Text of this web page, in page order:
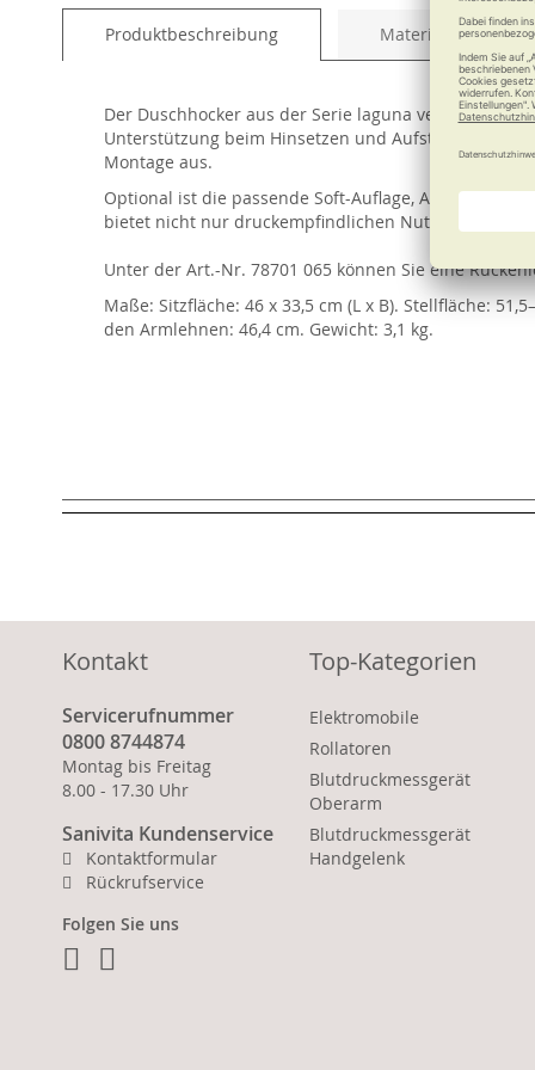
Produktbeschreibung Material und Pflege
Der Duschhocker aus der Serie laguna vereint
Unterstützung beim Hinsetzen und Aufstehen
Montage aus.
Optional ist die passende Soft-Auflage, Art.-Nr.
bietet nicht nur druckempfindlichen Nutzern einen
Unter der Art.-Nr. 78701 065 können Sie eine
Maße: Sitzfläche: 46 x 33,5 cm (L x B). Stellfläche:
den Armlehnen: 46,4 cm. Gewicht: 3,1 kg.
Kontakt
Servicerufnummer
0800 8744874
Montag bis Freitag
8.00 - 17.30 Uhr
Sanivita Kundenservice
Kontaktformular
Rückrufservice
Folgen Sie uns
Facebook
Top-Kategorien
Elektromobile
Rollatoren
Blutdruckmessgerät
Oberarm
Blutdruckmessgerät
Handgelenk